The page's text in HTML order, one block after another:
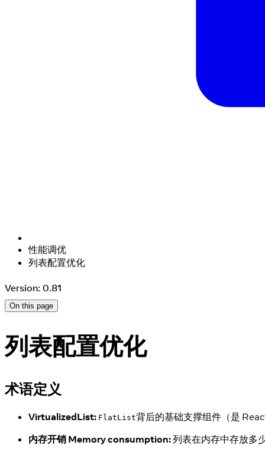
性能调优
列表配置优化
Version: 0.81
On this page
列表配置优化
术语定义
VirtualizedList: FlatList背后的基础支撑组件（是
内存开销 Memory consumption:列表在内存中存放多